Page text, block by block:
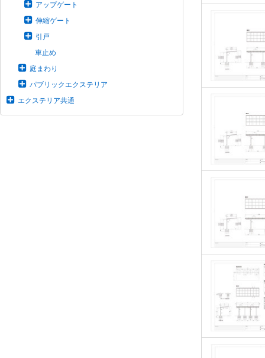
アップゲート
伸縮ゲート
引戸
車止め
庭まわり
パブリックエクステリア
エクステリア共通